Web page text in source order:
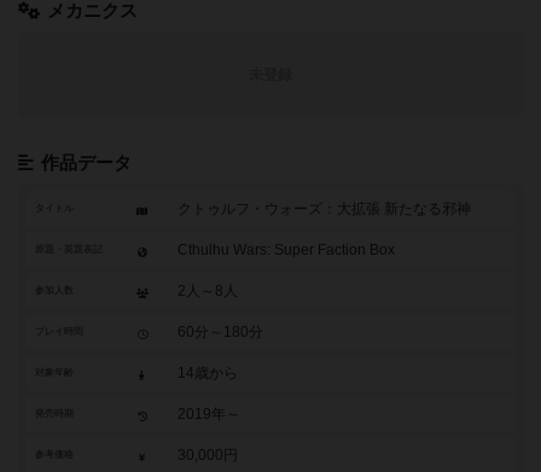
メカニクス
作品データ
タイトル クトゥルフ・ウォーズ：大拡張 新たなる邪神
Cthulhu Wars: Super Faction Box
参加人数 2人～8人
60分～180分
14歳から
2019年～
参考価格 30,000円